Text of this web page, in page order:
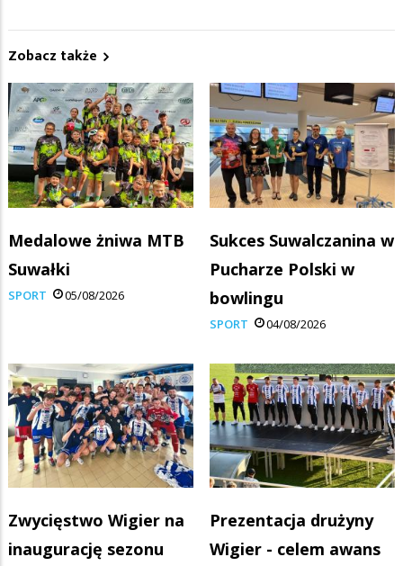
Zobacz także
Medalowe żniwa MTB
Suwałki
SPORT 05/08/2026
Sukces Suwalczanina w
Pucharze Polski w
bowlingu
SPORT 04/08/2026
Zwycięstwo Wigier na
inaugurację sezonu
Prezentacja drużyny
Wigier - celem awans